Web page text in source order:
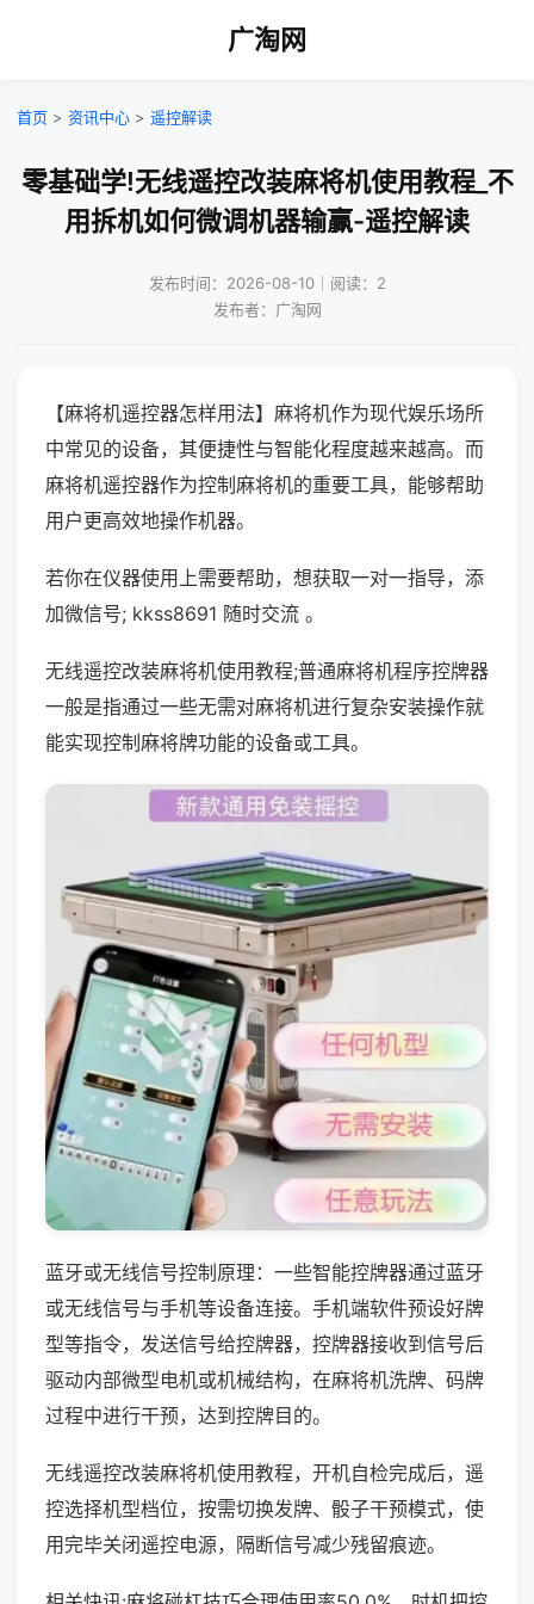
广淘网
首页 > 资讯中心 > 遥控解读
零基础学!无线遥控改装麻将机使用教程_不
用拆机如何微调机器输赢-遥控解读
发布时间：2026-08-10｜阅读：2
发布者：广淘网
【麻将机遥控器怎样用法】麻将机作为现代娱乐场所
中常见的设备，其便捷性与智能化程度越来越高。而
麻将机遥控器作为控制麻将机的重要工具，能够帮助
用户更高效地操作机器。
若你在仪器使用上需要帮助，想获取一对一指导，添
加微信号; kkss8691 随时交流 。
无线遥控改装麻将机使用教程;普通麻将机程序控牌器
一般是指通过一些无需对麻将机进行复杂安装操作就
能实现控制麻将牌功能的设备或工具。
蓝牙或无线信号控制原理：一些智能控牌器通过蓝牙
或无线信号与手机等设备连接。手机端软件预设好牌
型等指令，发送信号给控牌器，控牌器接收到信号后
驱动内部微型电机或机械结构，在麻将机洗牌、码牌
过程中进行干预，达到控牌目的。
无线遥控改装麻将机使用教程，开机自检完成后，遥
控选择机型档位，按需切换发牌、骰子干预模式，使
用完毕关闭遥控电源，隔断信号减少残留痕迹。